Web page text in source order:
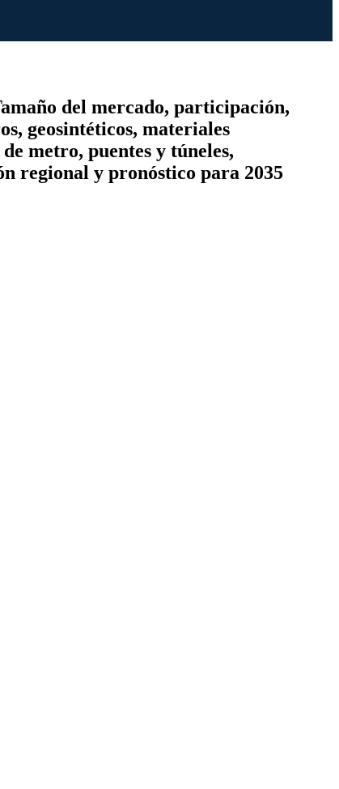
del mercado, participación,
geosintéticos, materiales
metro, puentes y túneles,
regional y pronóstico para 2035